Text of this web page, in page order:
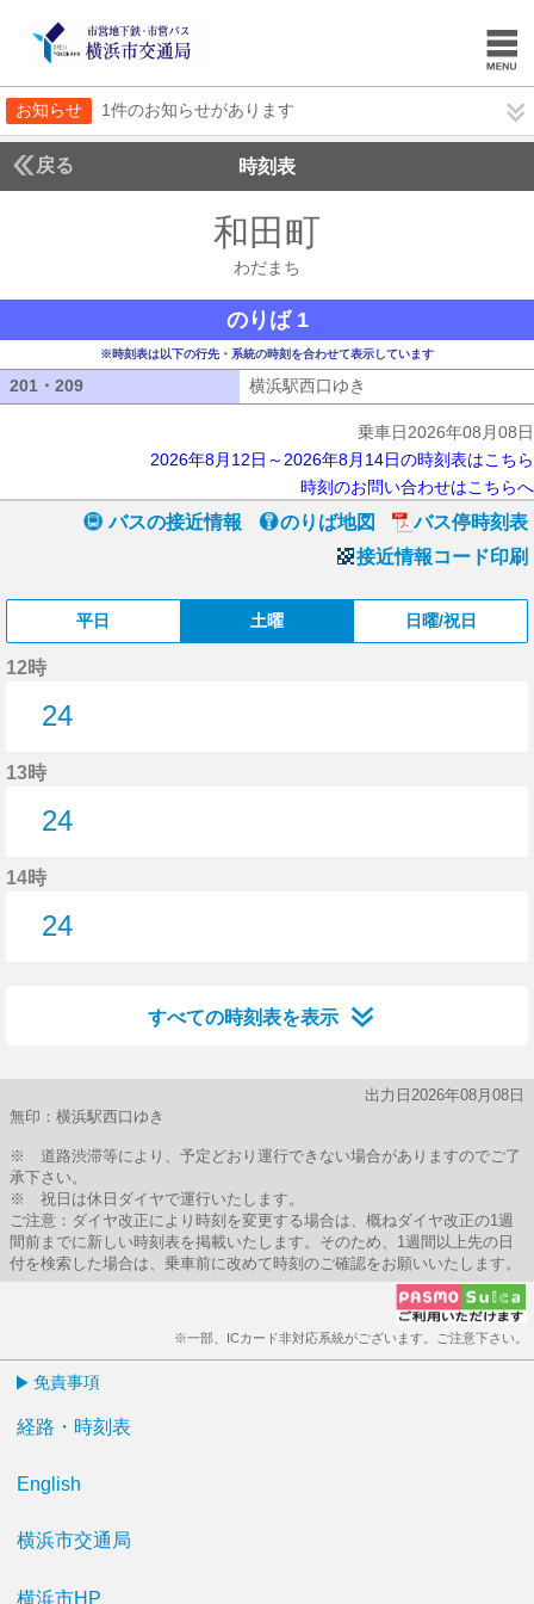
お知らせ 1件のお知らせがあります
戻る 時刻表
和田町
わだまち
のりば 1
※時刻表は以下の行先・系統の時刻を合わせて表示しています
201・209 横浜駅西口ゆき
乗車日2026年08月08日
2026年8月12日～2026年8月14日の時刻表はこちら
時刻のお問い合わせはこちらへ
バスの接近情報 のりば地図
バス停時刻表
接近情報コード印刷
平日 土曜 日曜/祝日
12時
24
13時
24
14時
24
すべての時刻表を表示
出力日2026年08月08日
無印：横浜駅西口ゆき
※ 道路渋滞等により、予定どおり運行できない場合がありますのでご了
承下さい。
※ 祝日は休日ダイヤで運行いたします。
ご注意：ダイヤ改正により時刻を変更する場合は、概ねダイヤ改正の1週
間前までに新しい時刻表を掲載いたします。そのため、1週間以上先の日
付を検索した場合は、乗車前に改めて時刻のご確認をお願いいたします。
※一部、ICカード非対応系統がございます。ご注意下さい。
免責事項
経路・時刻表
English
横浜市交通局
横浜市HP